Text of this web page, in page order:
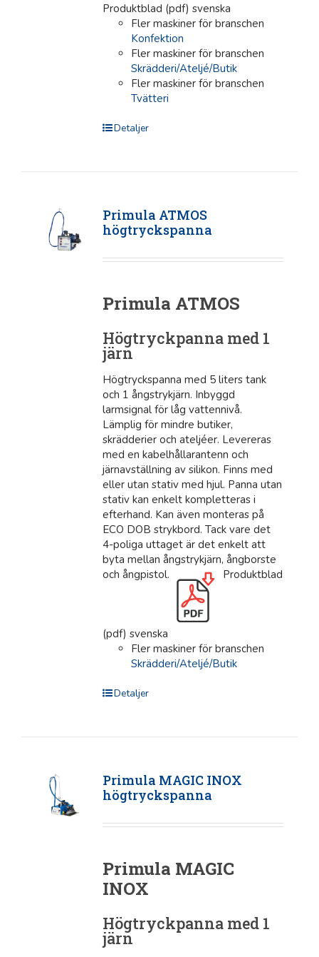
Produktblad (pdf) svenska
Fler maskiner för branschen
Konfektion
Fler maskiner för branschen
Skrädderi/Ateljé/Butik
Fler maskiner för branschen
Tvätteri
Detaljer
Primula ATMOS
högtryckspanna
Primula ATMOS
Högtryckpanna med 1
järn
Högtryckspanna med 5 liters tank
och 1 ångstrykjärn. Inbyggd
larmsignal för låg vattennivå.
Lämplig för mindre butiker,
skrädderier och ateljéer. Levereras
med en kabelhållarantenn och
järnavställning av silikon. Finns med
eller utan stativ med hjul. Panna utan
stativ kan enkelt kompletteras i
efterhand. Kan även monteras på
ECO DOB strykbord. Tack vare det
4-poliga uttaget är det enkelt att
byta mellan ångstrykjärn, ångborste
och ångpistol.
Produktblad
(pdf) svenska
Fler maskiner för branschen
Skrädderi/Ateljé/Butik
Detaljer
Primula MAGIC INOX
högtryckspanna
Primula MAGIC
INOX
Högtryckpanna med 1
järn